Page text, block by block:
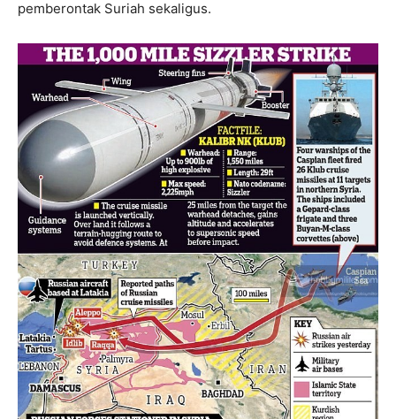
pemberontak Suriah sekaligus.